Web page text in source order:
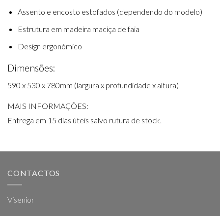
Assento e encosto estofados (dependendo do modelo)
Estrutura em madeira maciça de faia
Design ergonómico
Dimensões:
590 x 530 x 780mm (largura x profundidade x altura)
MAIS INFORMAÇÕES:
Entrega em 15 dias úteis salvo rutura de stock.
CONTACTOS
Visenior